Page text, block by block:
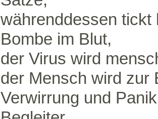
währenddessen tickt
Bombe im Blut,
der Virus wird
der Mensch wird zur
Verwirrung und